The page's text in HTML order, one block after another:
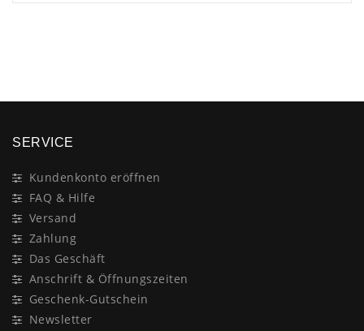
SERVICE
Kundenkonto eröffnen
FAQ & Hilfe
Versand
Zahlung
Das Geschäft
Anschrift & Öffnungszeiten
Geschenk-Gutschein
Newsletter